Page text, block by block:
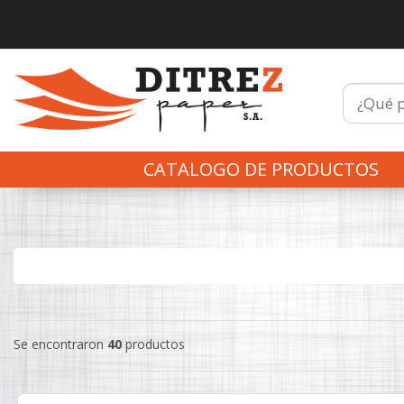
CATALOGO DE PRODUCTOS
Se encontraron 40 productos